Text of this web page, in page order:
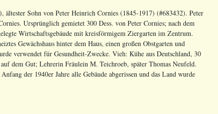
Sohn von Peter Heinrich Cornies (1845-1917) (#683432). Peter
Ursprünglich gemietet 300 Dess. von Peter Cornies; nach dem
Wirtschaftsgebäude mit kreisförmigem Ziergarten im Zentrum.
Gewächshaus hinter dem Haus, einen großen Obstgarten und
verwendet für Gesundheit-Zwecke. Vieh: Kühe aus Deutschland, 30
dem Gut; Lehrerin Fräulein M. Teichroeb, später Thomas Neufeld.
der 1940er Jahre alle Gebäude abgerissen und das Land wurde